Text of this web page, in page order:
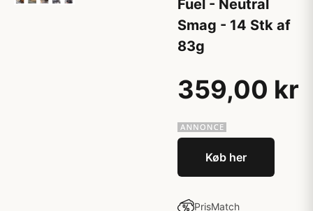
Fuel - Neutral
Smag - 14 Stk af
83g
359,00 kr
Køb her
PrisMatch